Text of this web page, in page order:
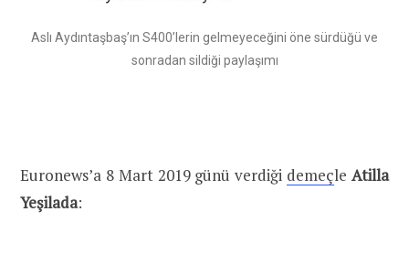
Aslı Aydıntaşbaş’ın S400’lerin gelmeyeceğini öne sürdüğü ve
sonradan sildiği paylaşımı
Euronews’a 8 Mart 2019 günü verdiği demeçleAtilla
Yeşilada: